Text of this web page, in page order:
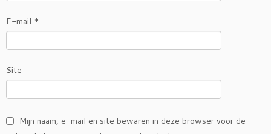
E-mail *
Site
Mijn naam, e-mail en site bewaren in deze browser voor de